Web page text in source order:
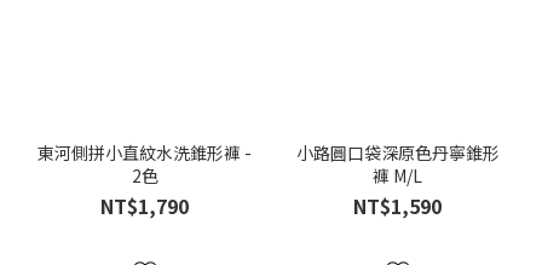
東河側拼小直紋水洗錐形褲 -
2色
NT$1,790
小路圓口袋深原色丹寧錐形
褲 M/L
NT$1,590